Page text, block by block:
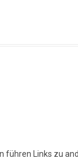
führen Links zu